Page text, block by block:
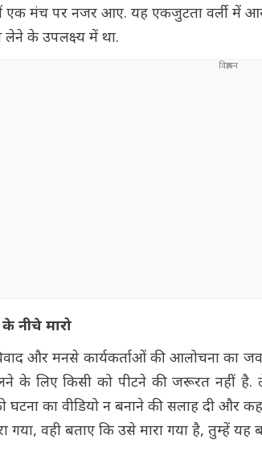
मंच पर नजर आए. यह एकजुटता वर्ली में
के उपलक्ष्य में था.
नीचे मारो
और मनसे कार्यकर्ताओं की आलोचना का
के लिए किसी को पीटने की जरूरत नहीं
को घटना का वीडियो न बनाने की सलाह दी
गया, वही बताए कि उसे मारा गया है, तुम्हें